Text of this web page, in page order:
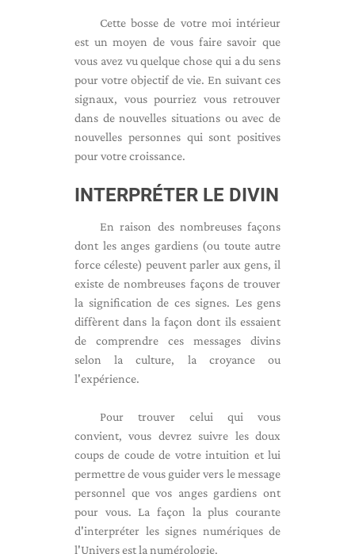
Cette bosse de votre moi intérieur
est un moyen de vous faire savoir que
vous avez vu quelque chose qui a du sens
pour votre objectif de vie. En suivant ces
signaux, vous pourriez vous retrouver
dans de nouvelles situations ou avec de
nouvelles personnes qui sont positives
pour votre croissance.
INTERPRÉTER LE DIVIN
En raison des nombreuses façons
dont les anges gardiens (ou toute autre
force céleste) peuvent parler aux gens, il
existe de nombreuses façons de trouver
la signification de ces signes. Les gens
diffèrent dans la façon dont ils essaient
de comprendre ces messages divins
selon la culture, la croyance ou
l'expérience.
Pour trouver celui qui vous
convient, vous devrez suivre les doux
coups de coude de votre intuition et lui
permettre de vous guider vers le message
personnel que vos anges gardiens ont
pour vous. La façon la plus courante
d'interpréter les signes numériques de
l'Univers est la numérologie.